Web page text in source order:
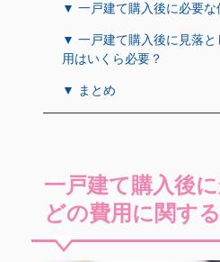
▼ 一戸建て購入後に必要な
▼ 一戸建て購入後に見落と
用はいくら必要？
▼ まとめ
一戸建て購入後
どの費用に関す